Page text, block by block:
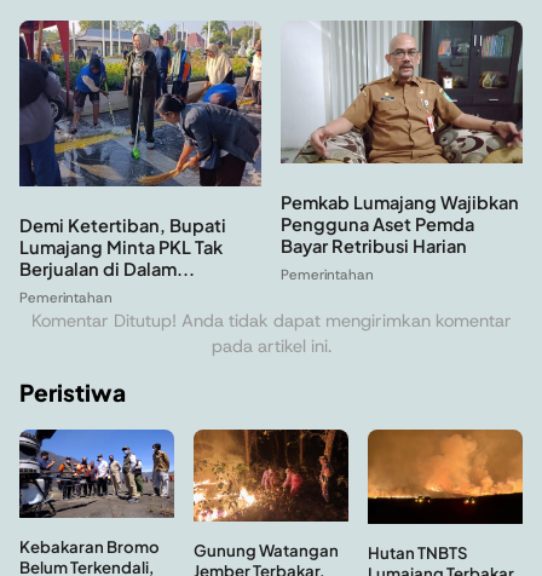
Demi Ketertiban, Bupati
Lumajang Minta PKL Tak
Berjualan di Dalam...
Pemerintahan
Pemkab Lumajang Wajibkan
Pengguna Aset Pemda
Bayar Retribusi Harian
Pemerintahan
Komentar Ditutup! Anda tidak dapat mengirimkan komentar
pada artikel ini.
Peristiwa
Kebakaran Bromo
Belum Terkendali,
Gunung Watangan
Jember Terbakar,
Hutan TNBTS